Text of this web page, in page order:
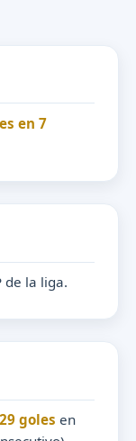
en 7
de la liga.
29 goles en